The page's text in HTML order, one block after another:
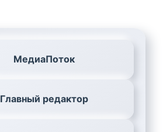
МедиаПоток
Главный редактор